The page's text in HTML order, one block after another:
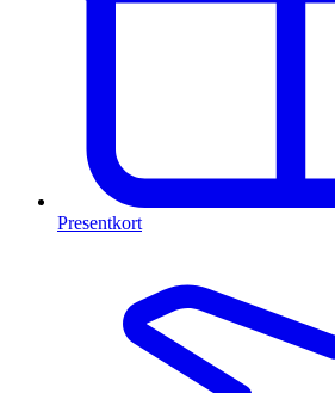
Presentkort